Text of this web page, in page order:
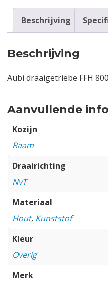
Beschrijving
Beschrijving
Aubi draaigetriebe FFH
Aanvullende
Kozijn
Raam
Draairichting
NvT
Materiaal
Hout, Kunststof
Kleur
Overig
Merk